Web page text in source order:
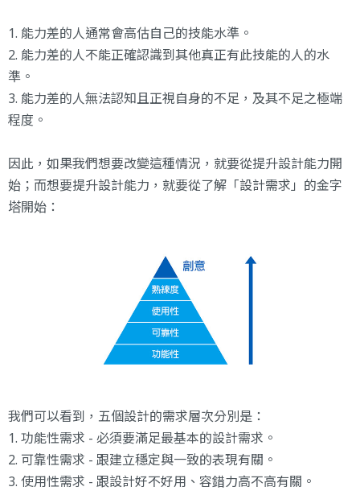
1. 能力差的人通常會高估自己的技能水準。
2. 能力差的人不能正確認識到其他真正有此技能的人的水
準。
3. 能力差的人無法認知且正視自身的不足，及其不足之極端
程度。
因此，如果我們想要改變這種情況，就要從提升設計能力開
始；而想要提升設計能力，就要從了解「設計需求」的金字
塔開始：
我們可以看到，五個設計的需求層次分別是：
1. 功能性需求 - 必須要滿足最基本的設計需求。
2. 可靠性需求 - 跟建立穩定與一致的表現有關。
3. 使用性需求 - 跟設計好不好用、容錯力高不高有關。